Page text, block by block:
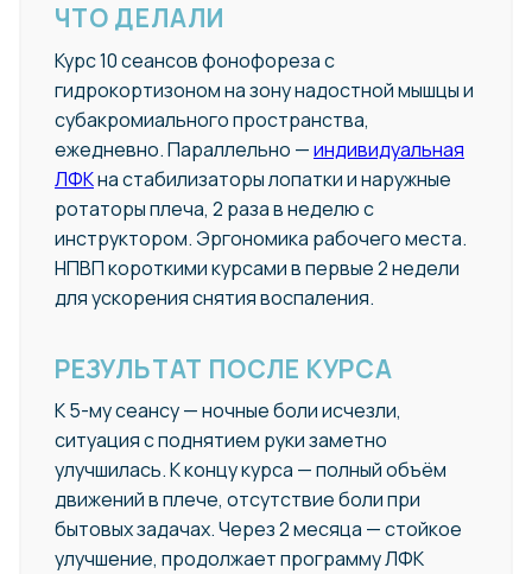
ЧТО ДЕЛАЛИ
Курс 10 сеансов фонофореза с
гидрокортизоном на зону надостной мышцы и
субакромиального пространства,
ежедневно. Параллельно —индивидуальная
ЛФКна стабилизаторы лопатки и наружные
ротаторы плеча, 2 раза в неделю с
инструктором. Эргономика рабочего места.
НПВП короткими курсами в первые 2 недели
для ускорения снятия воспаления.
РЕЗУЛЬТАТ ПОСЛЕ КУРСА
К 5-му сеансу — ночные боли исчезли,
ситуация с поднятием руки заметно
улучшилась. К концу курса — полный объём
движений в плече, отсутствие боли при
бытовых задачах. Через 2 месяца — стойкое
улучшение, продолжает программу ЛФК